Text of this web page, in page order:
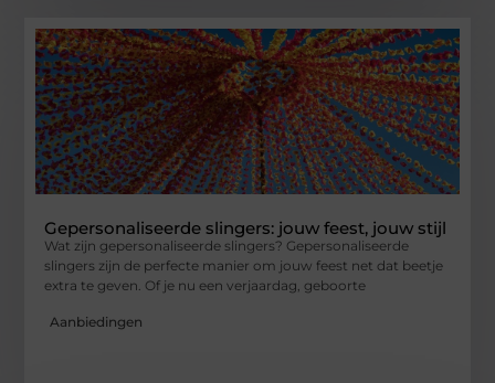
Gepersonaliseerde slingers: jouw feest, jouw stijl
Wat zijn gepersonaliseerde slingers? Gepersonaliseerde
slingers zijn de perfecte manier om jouw feest net dat beetje
extra te geven. Of je nu een verjaardag, geboorte
Aanbiedingen